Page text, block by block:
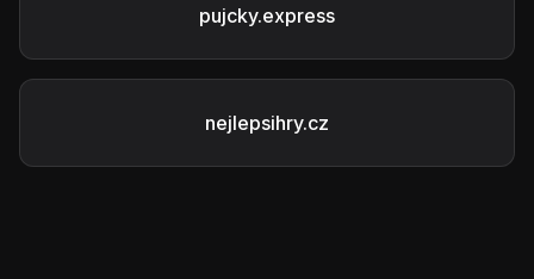
pujcky.express
nejlepsihry.cz